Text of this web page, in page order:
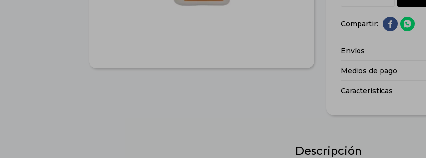
 
Envíos
Medios de pago
Características
Descripción